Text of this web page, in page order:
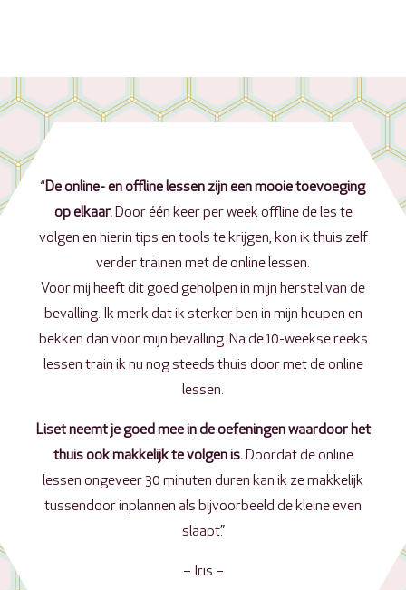
“De online- en offline lessen zijn een mooie toevoeging
op elkaar.Door één keer per week offline de les te
volgen en hierin tips en tools te krijgen, kon ik thuis zelf
verder trainen met de online lessen.
Voor mij heeft dit goed geholpen in mijn herstel van de
bevalling. Ik merk dat ik sterker ben in mijn heupen en
bekken dan voor mijn bevalling. Na de 10-weekse reeks
lessen train ik nu nog steeds thuis door met de online
lessen.
Liset neemt je goed mee in de oefeningen waardoor het
thuis ook makkelijk te volgen is.Doordat de online
lessen ongeveer 30 minuten duren kan ik ze makkelijk
tussendoor inplannen als bijvoorbeeld de kleine even
slaapt.”
– Iris –